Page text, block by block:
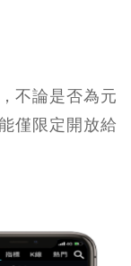
不論是否為元
僅限定開放給